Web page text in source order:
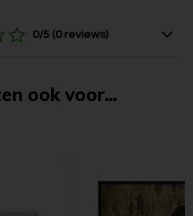
0/5 (0 reviews)
ook voor...